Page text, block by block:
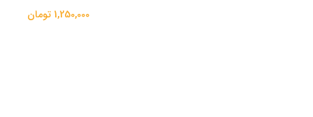
1,250,000 تومان